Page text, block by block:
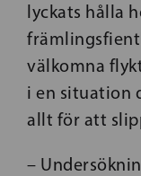
lyckats hålla
välkomna
i en situation
allt för att
–